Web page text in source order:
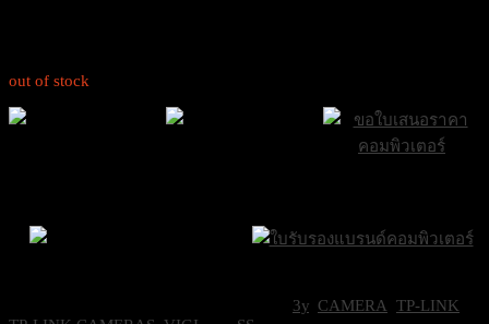
out of stock
3y CAMERA TP-LINK